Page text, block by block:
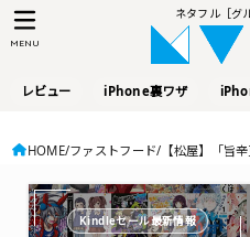
ネタフル［グ
レビュー iPhone裏ワザ
MENU
HOME ファストフード 【松屋】「旨
Kindleセール最新情報